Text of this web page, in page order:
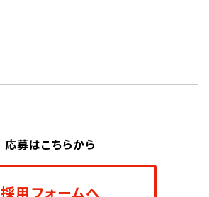
応募はこちらから
採用フォームへ